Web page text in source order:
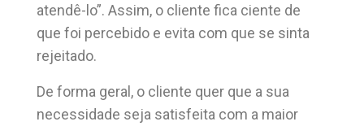
atendê-lo”. Assim, o cliente fica ciente de
que foi percebido e evita com que se sinta
rejeitado.
De forma geral, o cliente quer que a sua
necessidade seja satisfeita com a maior